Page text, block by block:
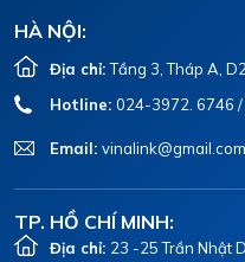
HÀ NỘI:
Địa chỉ:Tầng 3, Tháp A,
Hotline: 024-3972. 6746 /
Email: vinalink@gmail.com
TP. HỒ CHÍ MINH:
Địa chỉ: 23 -25 Trần Nhật